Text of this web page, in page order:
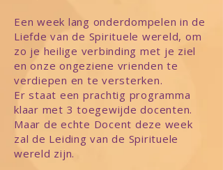
Een week lang onderdompelen in de
Liefde van de Spirituele wereld, om
zo je heilige verbinding met je ziel
en onze ongeziene vrienden te
verdiepen en te versterken.
Er staat een prachtig programma
klaar met 3 toegewijde docenten.
Maar de echte Docent deze week
zal de Leiding van de Spirituele
wereld zijn.